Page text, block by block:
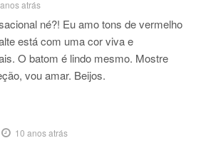
atrás
né?! Eu amo tons de vermelho
está com uma cor viva e
O batom é lindo mesmo. Mostre
vou amar. Beijos.
10 anos atrás